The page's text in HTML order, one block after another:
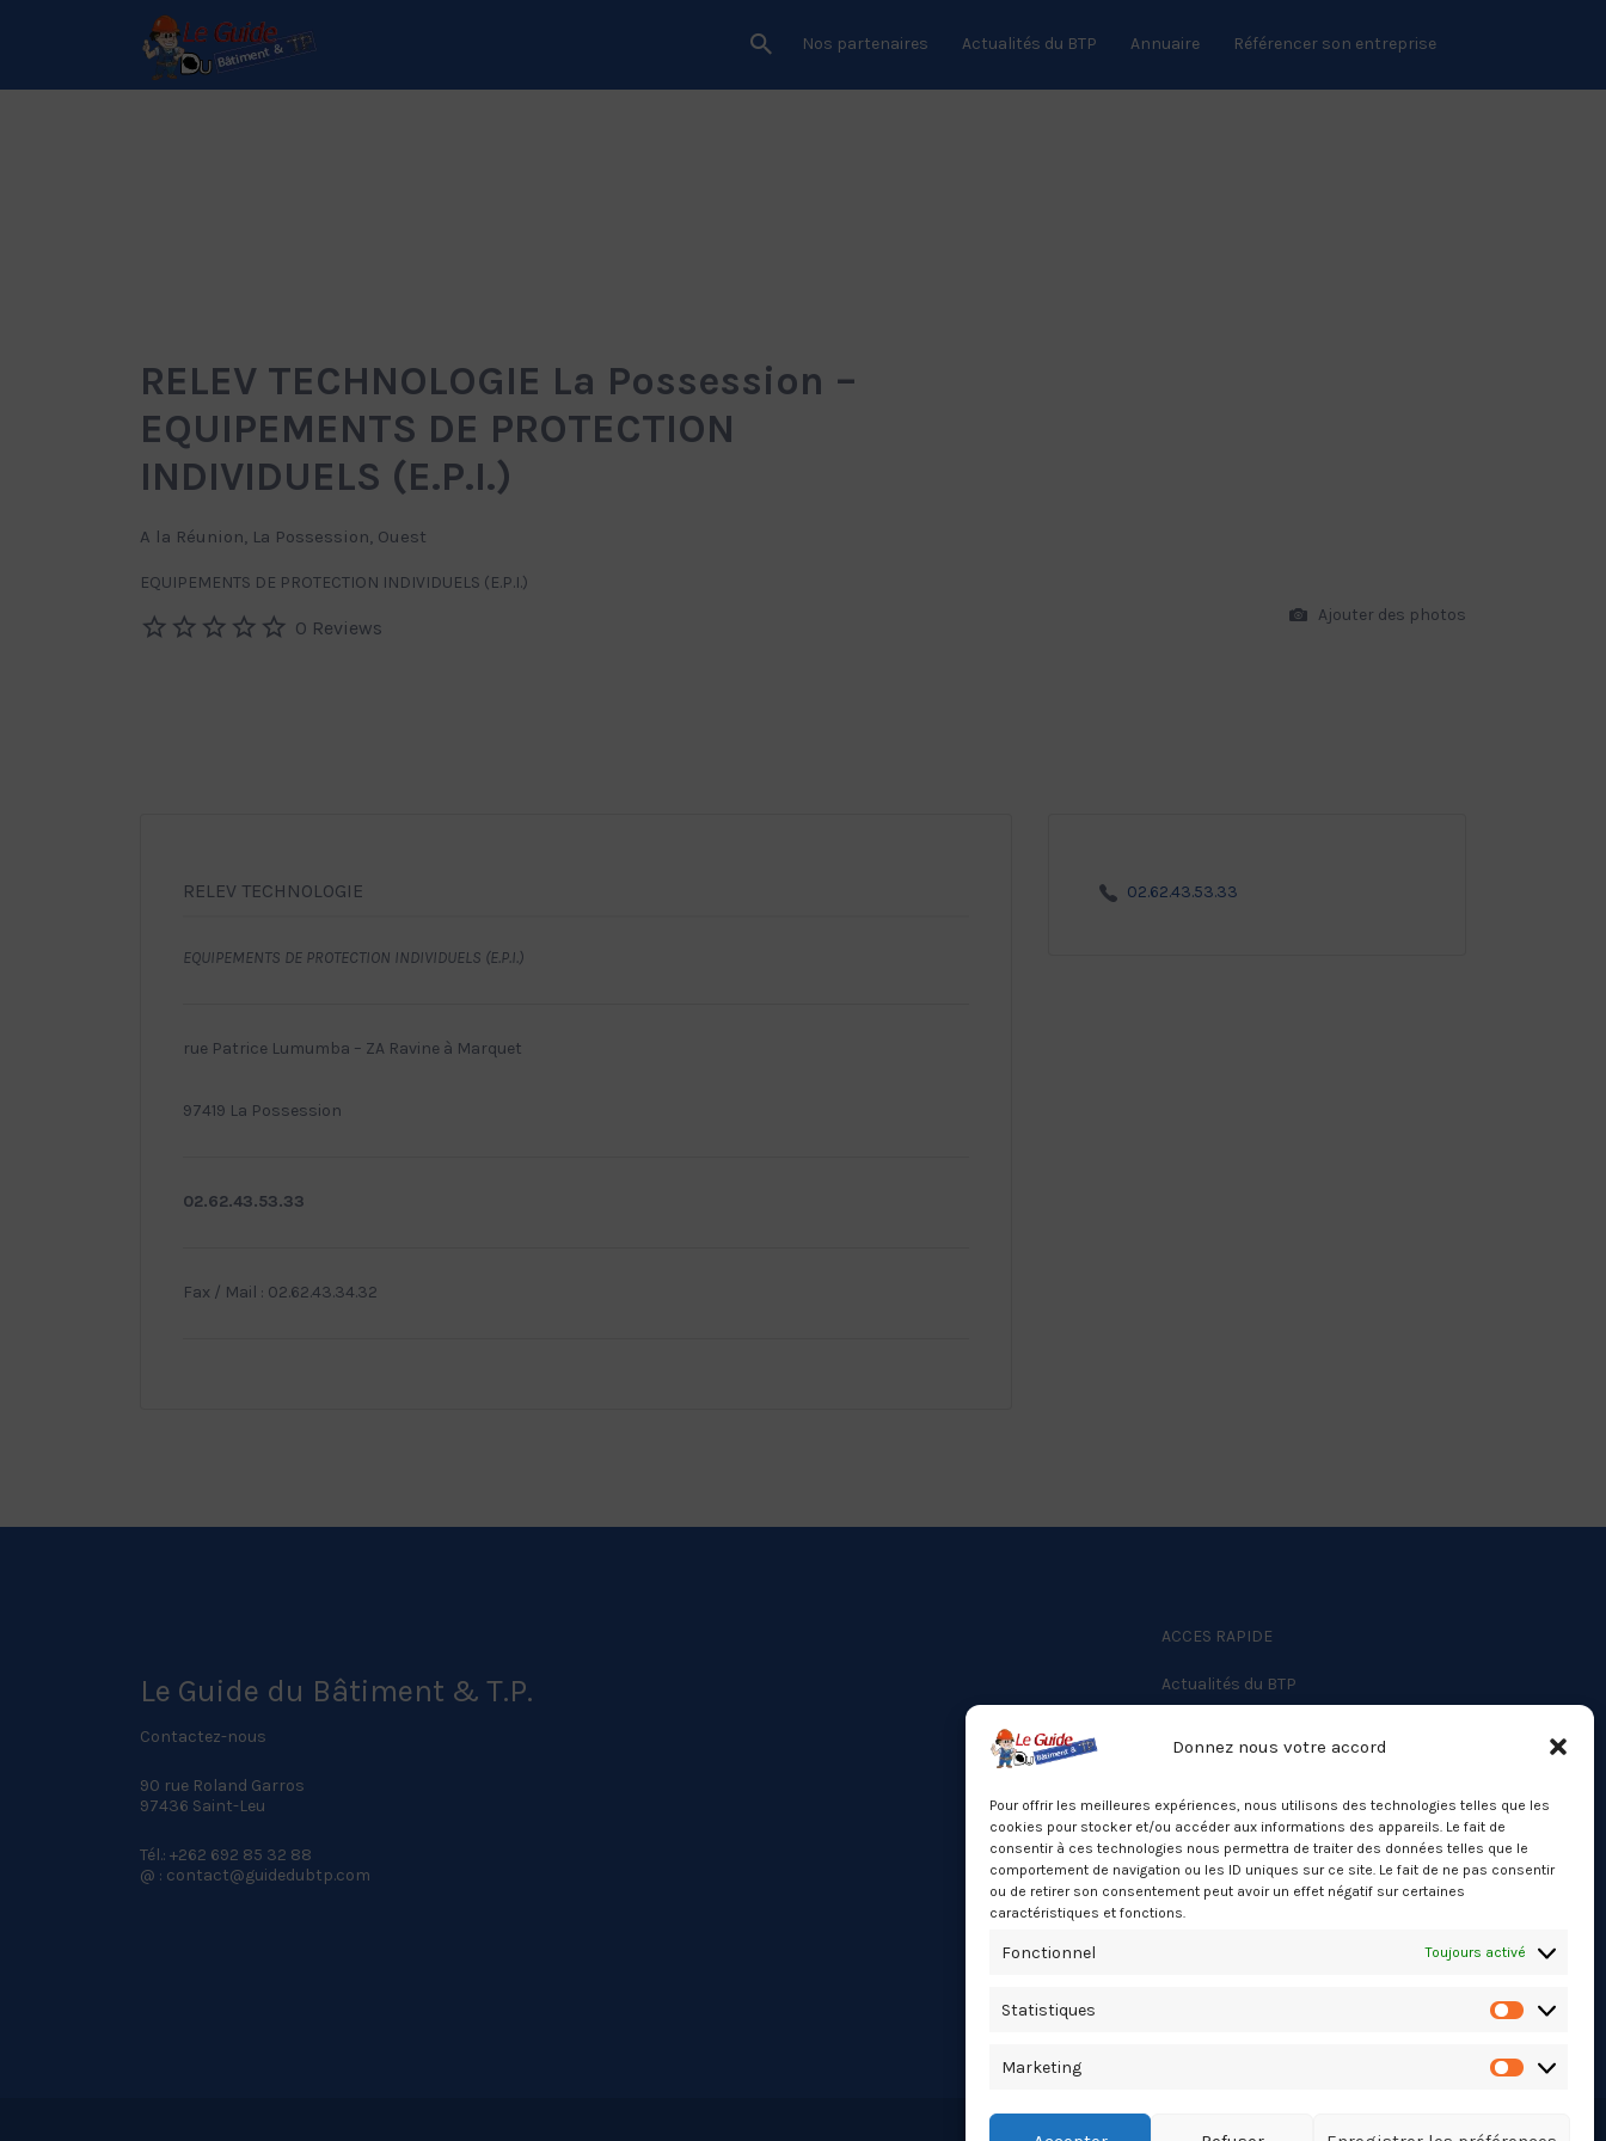
Donnez nous votre accord
Pour offrir les meilleures expériences, nous utilisons des technologies telles que les
cookies pour stocker et/ou accéder aux informations des appareils. Le fait de
consentir à ces technologies nous permettra de traiter des données telles que le
comportement de navigation ou les ID uniques sur ce site. Le fait de ne pas consentir
ou de retirer son consentement peut avoir un effet négatif sur certaines
caractéristiques et fonctions.
Fonctionnel Toujours activé
Statistiques
Marketing Marketing
Nos partenaires Actualités du BTP Annuaire Référencer son entreprise
Rechercher:
RELEV TECHNOLOGIE La Possession –
EQUIPEMENTS DE PROTECTION
INDIVIDUELS (E.P.I.)
A la Réunion, La Possession, Ouest
EQUIPEMENTS DE PROTECTION INDIVIDUELS (E.P.I.)
0 Reviews
Ajouter des photos
RELEV TECHNOLOGIE
EQUIPEMENTS DE PROTECTION INDIVIDUELS (E.P.I.)
rue Patrice Lumumba – ZA Ravine à Marquet
97419 La Possession
02.62.43.53.33
Fax / Mail : 02.62.43.34.32
02.62.43.53.33
Le Guide du Bâtiment & T.P.
Contactez-nous
90 rue Roland Garros
97436 Saint-Leu
Tél.: +262 692 85 32 88
@ : contact@guidedubtp.com
ACCES RAPIDE
Actualités du BTP
Mentions légales
Nos partenaires
Politique de confidentialité